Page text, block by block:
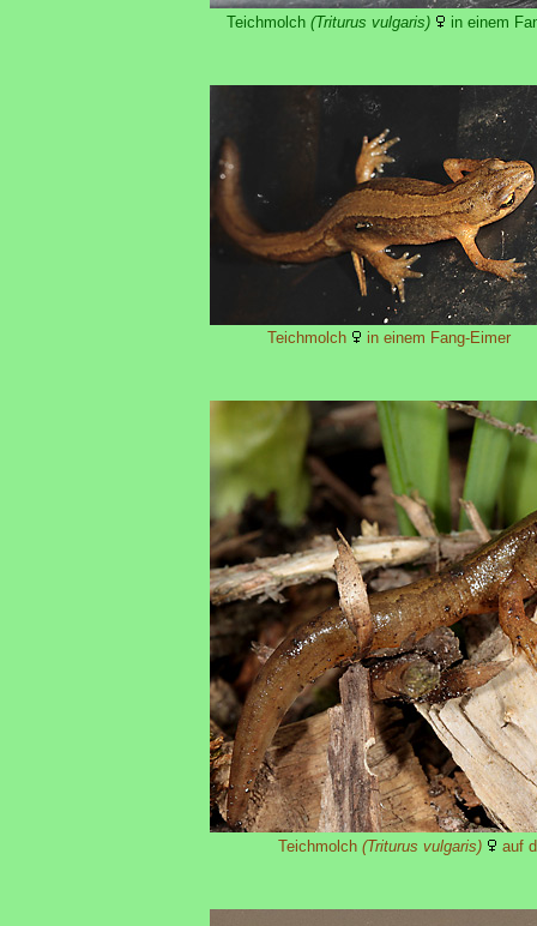
Teichmolch (Triturus vulgaris) in einem
Teichmolch in einem Fang-Eimer
Teichmolch (Triturus vulgaris) auf